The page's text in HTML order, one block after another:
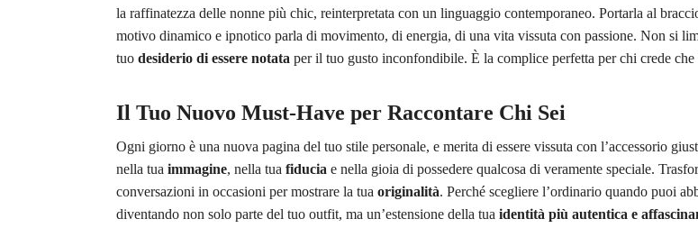
la raffinatezza delle nonne più chic, reinterpretata con un linguaggio contemporaneo. Portarla al
motivo dinamico e ipnotico parla di movimento, di energia, di una vita vissuta con passione. Non si
tuo desiderio di essere notata per il tuo gusto inconfondibile. È la complice perfetta per chi crede
Il Tuo Nuovo Must-Have per Raccontare Chi Sei
Ogni giorno è una nuova pagina del tuo stile personale, e merita di essere vissuta con l’accessorio
nella tua immagine, nella tua fiducia e nella gioia di possedere qualcosa di veramente speciale.
conversazioni in occasioni per mostrare la tua originalità. Perché scegliere l’ordinario quando puoi
diventando non solo parte del tuo outfit, ma un’estensione della tua identità più autentica e